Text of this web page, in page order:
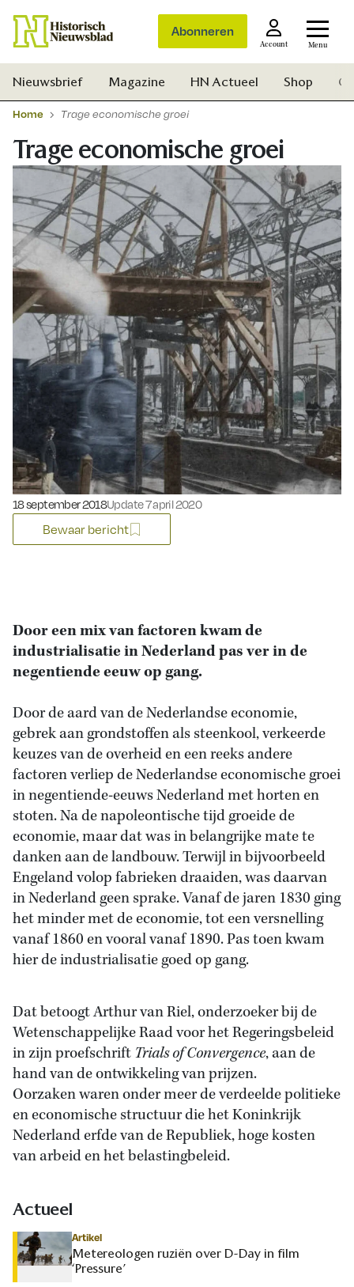
Abonneren
Account Menu
Zoek
Nieuwsbrief Magazine HN Actueel Shop
Home Trage economische groei
Trage economische groei
Gepubliceerd op:
18 september 2018Update 7 april 2020
Bewaar bericht
Door een mix van factoren kwam de
industrialisatie in Nederland pas ver in de
negentiende eeuw op gang.
Door de aard van de Nederlandse economie,
gebrek aan grondstoffen als steenkool, verkeerde
keuzes van de overheid en een reeks andere
factoren verliep de Nederlandse economische groei
in negentiende-eeuws Nederland met horten en
stoten. Na de napoleontische tijd groeide de
economie, maar dat was in belangrijke mate te
danken aan de landbouw. Terwijl in bijvoorbeeld
Engeland volop fabrieken draaiden, was daarvan
in Nederland geen sprake. Vanaf de jaren 1830 ging
het minder met de economie, tot een versnelling
vanaf 1860 en vooral vanaf 1890. Pas toen kwam
hier de industrialisatie goed op gang.
Dat betoogt Arthur van Riel, onderzoeker bij de
Wetenschappelijke Raad voor het Regeringsbeleid
in zijn proefschriftTrials of Convergence, aan de
hand van de ontwikkeling van prijzen.
Oorzaken waren onder meer de verdeelde politieke
en economische structuur die het Koninkrijk
Nederland erfde van de Republiek, hoge kosten
van arbeid en het belastingbeleid.
Actueel
Artikel
Metereologen ruziën over D-Day in film
‘Pressure’